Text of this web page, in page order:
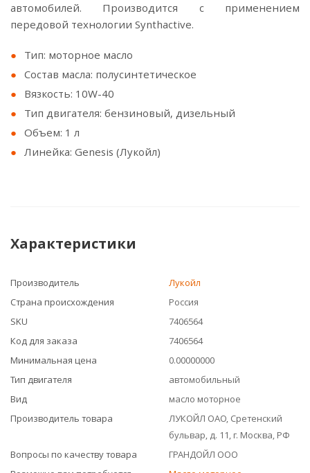
автомобилей. Производится с применением
передовой технологии Synthactive.
Тип: моторное масло
Состав масла: полусинтетическое
Вязкость: 10W-40
Тип двигателя: бензиновый, дизельный
Объем: 1 л
Линейка: Genesis (Лукойл)
Характеристики
Производитель
Лукойл
Страна происхождения
Россия
SKU
7406564
Код для заказа
7406564
Минимальная цена
0.00000000
Тип двигателя
автомобильный
Вид
масло моторное
Производитель товара
ЛУКОЙЛ ОАО, Сретенский
бульвар, д. 11, г. Москва, РФ
Вопросы по качеству товара
ГРАНДОЙЛ ООО